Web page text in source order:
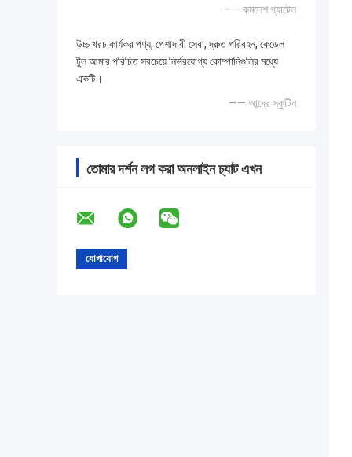
—— কমলেশ প্যাটেল
উচ্চ খরচ কার্যকর পণ্য, পেশাদারী সেবা, দ্রুত পরিবহন, কেডেল
টুল আমার পরিচিত সবচেয়ে নির্ভরযোগ্য কোম্পানিগুলির মধ্যে
একটি।
—— আন্দ্রে স্কুটিন
তোমার দর্শন লগ করা অনলাইন চ্যাট এখন